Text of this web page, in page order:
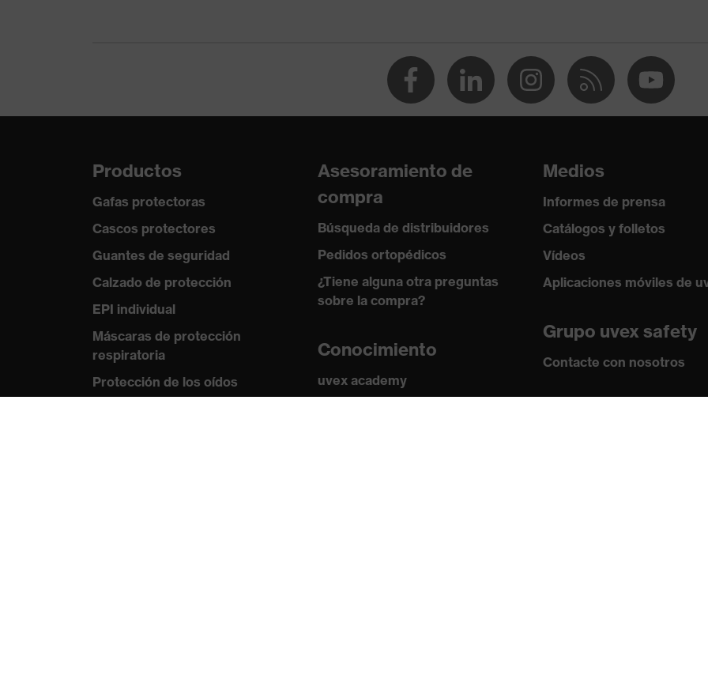
Productos
Gafas protectoras
Cascos protectores
Guantes de seguridad
Calzado de protección
EPI individual
Máscaras de protección
respiratoria
Protección de los oídos
Asesoramiento de
compra
Búsqueda de distribuidores
Pedidos ortopédicos
¿Tiene alguna otra preguntas
sobre la compra?
Conocimiento
uvex academy
Medios
Informes de prensa
Catálogos y folletos
Vídeos
Aplicaciones móviles de
Grupo uvex safety
Contacte con nosotros